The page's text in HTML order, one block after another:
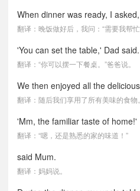
When dinner was ready, I
翻译：晚饭做好后，我问：“需要我帮
'You can set the table,' Dad said.
翻译：“你可以摆一下餐桌。”爸爸说。
We then enjoyed all the
翻译：随后我们享用了所有美味的食物。
'Mm, the familiar taste of home!'
翻译：“嗯，还是熟悉的家的味道！”
said Mum.
翻译：妈妈说。